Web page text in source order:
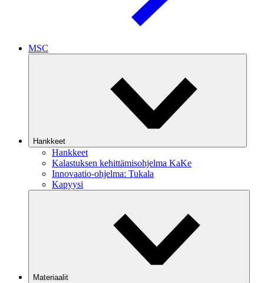
MSC
Hankkeet
Hankkeet
Kalastuksen kehittämisohjelma KaKe
Innovaatio-ohjelma: Tukala
Kapyysi
Materiaalit